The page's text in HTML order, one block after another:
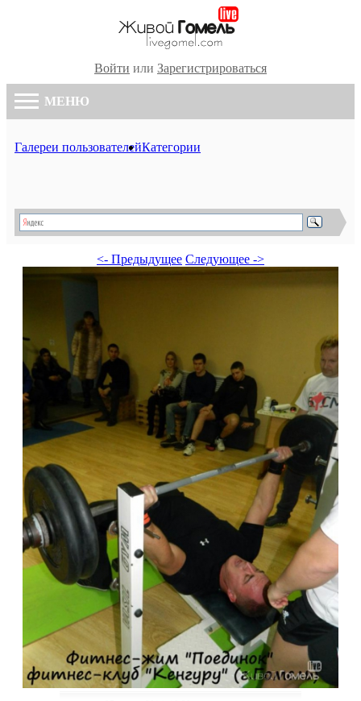
Войти или Зарегистрироваться
МЕНЮ
Галереи пользователейКатегории
<- Предыдущее Следующее ->